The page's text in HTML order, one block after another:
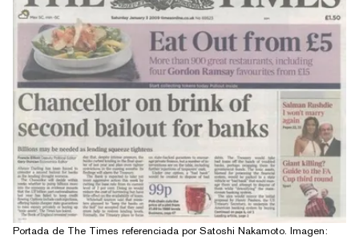
Portada de The Times referenciada por Satoshi Nakamoto. Imagen: